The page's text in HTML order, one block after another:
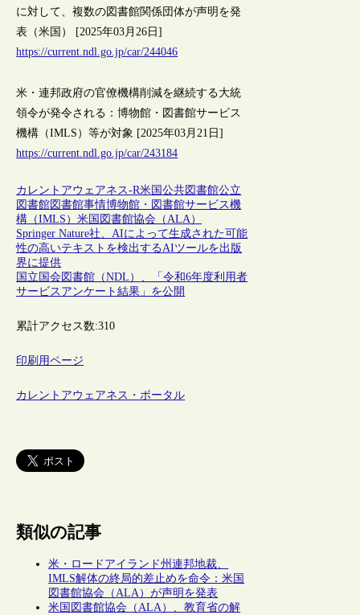
に対して、複数の図書館関係団体が声明を発
表（米国） [2025年03月26日]
https://current.ndl.go.jp/car/244046
米・連邦政府の官僚機構削減を継続する大統
領令が発令される：博物館・図書館サービス
機構（IMLS）等が対象 [2025年03月21日]
https://current.ndl.go.jp/car/243184
カレントアウェアネス-R米国公共図書館公立
図書館図書館事情博物館・図書館サービス機
構（IMLS）米国図書館協会（ALA）
Springer Nature社、AIによって生成された可能
性の高いテキストを検出するAIツールを出版
界に提供
国立国会図書館（NDL）、「令和6年度利用者
サービスアンケート結果」を公開
累計アクセス数:310
印刷用ページ
カレントアウェアネス・ポータル
類似の記事
米・ロードアイランド州連邦地裁、
IMLS解体の終局的差止めを命令：米国
図書館協会（ALA）が声明を発表
米国図書館協会（ALA）、教育省の解